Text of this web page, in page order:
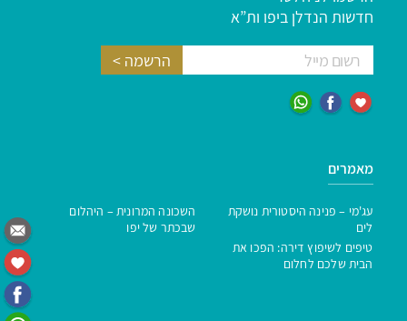
חדשות הנדלן ביפו ות”א
מאמרים
עג'מי – פנינה היסטורית נושקת
לים
טיפים לשיפוץ דירה: הפכו את
הבית שלכם לחלום
השכונה המרונית – היהלום
שבכתר של יפו